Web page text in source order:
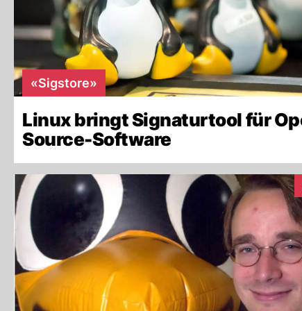
«Sigstore»
Linux bringt Signaturtool für
Source-Software